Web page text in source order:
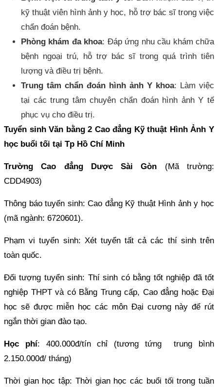
kỹ thuật viên hình ảnh y học, hỗ trợ bác sĩ trong việc
chẩn đoán bệnh.
Phòng khám đa khoa: Đáp ứng nhu cầu khám chữa
bệnh ngoại trú, hỗ trợ bác sĩ trong quá trình tiên
lượng và điều trị bệnh.
Trung tâm chẩn đoán hình ảnh Y khoa: Làm việc
tại các trung tâm chuyên chẩn đoán hình ảnh Y tế
phục vụ cho điều trị.
Tuyển sinh Văn bằng 2 Cao đẳng Kỹ thuật Hình Ảnh Y
học buổi tối tại Tp Hồ Chí Minh
Trường Cao đẳng Dược Sài Gòn (Mã trường:
CDD4903)
Thông báo tuyển sinh: Cao đẳng Kỹ thuật Hình ảnh y học
(mã ngành: 6720601).
Phạm vi tuyển sinh: Xét tuyển tất cả các thí sinh trên
toàn quốc.
Đối tượng tuyển sinh: Thí sinh có bằng tốt nghiệp đã tốt
nghiệp THPT và có Bằng Trung cấp, Cao đẳng hoặc Đại
học sẽ được miễn học các môn Đại cương này để rút
ngắn thời gian đào tạo.
Học phí: 400.000đ/tín chỉ (tương tứng trung bình
2.150.000đ/ tháng)
Thời gian học tập: Thời gian học các buổi tối trong tuần